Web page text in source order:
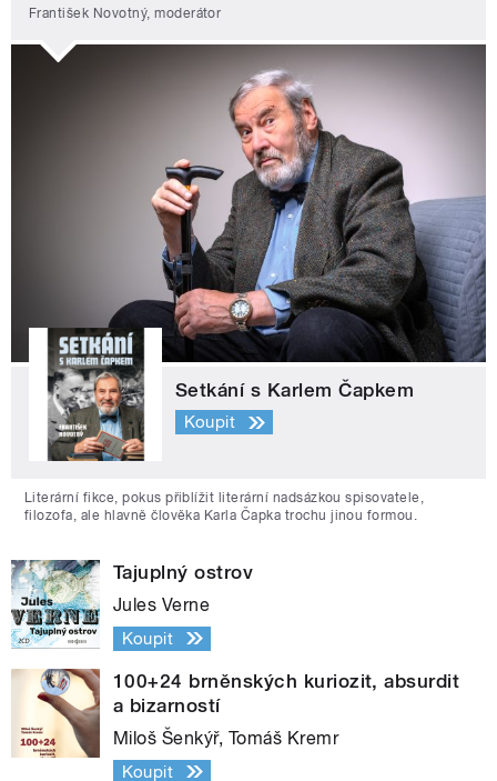
František Novotný, moderátor
Setkání s Karlem Čapkem
Koupit
Literární fikce, pokus přiblížit literární nadsázkou spisovatele,
filozofa, ale hlavně člověka Karla Čapka trochu jinou formou.
Tajuplný ostrov
Jules Verne
Koupit
100+24 brněnských kuriozit, absurdit
a bizarností
Miloš Šenkýř, Tomáš Kremr
Koupit